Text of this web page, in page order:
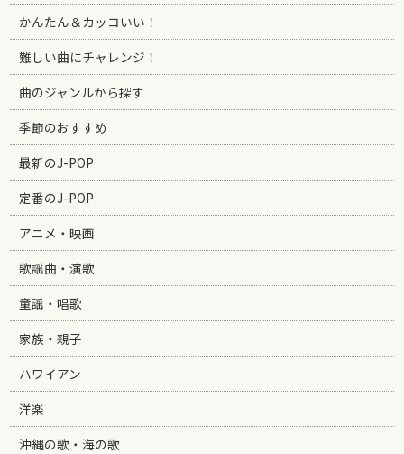
かんたん＆カッコいい！
難しい曲にチャレンジ！
曲のジャンルから探す
季節のおすすめ
最新のJ-POP
定番のJ-POP
アニメ・映画
歌謡曲・演歌
童謡・唱歌
家族・親子
ハワイアン
洋楽
沖縄の歌・海の歌